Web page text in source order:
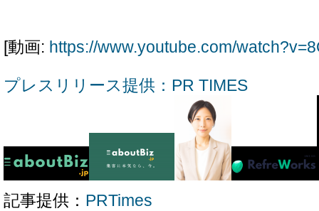
[動画: https://www.youtube.com/
プレスリリース提供：PR TIMES
記事提供： PRTimes